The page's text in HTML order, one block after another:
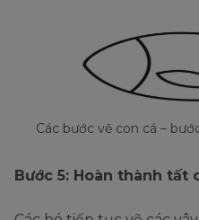
Các bước vẽ con cá –
Bước 5: Hoàn thành tất